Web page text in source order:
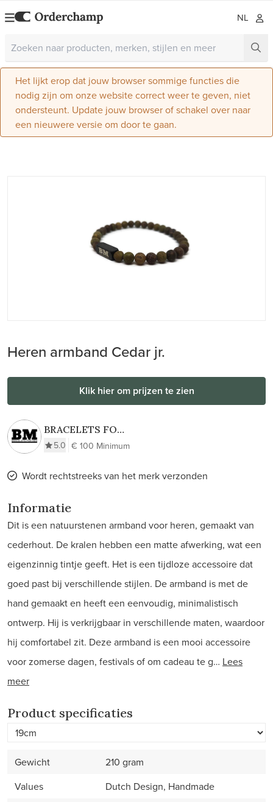
NL
Het lijkt erop dat jouw browser sommige functies die
nodig zijn om onze website correct weer te geven, niet
ondersteunt. Update jouw browser of schakel over naar
een nieuwere versie om door te gaan.
Heren armband Cedar jr.
Klik hier om prijzen te zien
BRACELETS FOR
MEN
5.0 € 100 Minimum
Wordt rechtstreeks van het merk verzonden
Informatie
Dit is een natuurstenen armband voor heren, gemaakt van
cederhout. De kralen hebben een matte afwerking, wat een
eigenzinnig tintje geeft. Het is een tijdloze accessoire dat
goed past bij verschillende stijlen. De armband is met de
hand gemaakt en heeft een eenvoudig, minimalistisch
ontwerp. Hij is verkrijgbaar in verschillende maten, waardoor
hij comfortabel zit. Deze armband is een mooi accessoire
voor zomerse dagen, festivals of om cadeau te g… Lees
meer
Product specificaties
Gewicht
210 gram
Values
Dutch Design, Handmade